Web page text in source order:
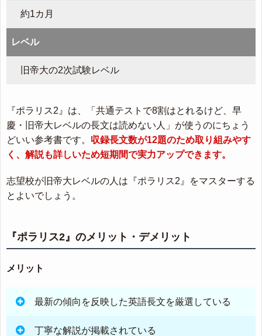
約1カ月
レベル
旧帝大の2次試験レベル
『ポラリス2』は、「共通テストで8割はとれるけど、早
慶・旧帝大レベルの長文は読めない人」が使うのにちょう
どいい参考書です。 収録長文数が12題のため取り組みやす
く、解説も詳しいため短期間で実力アップできます。
志望校が旧帝大レベルの人は『ポラリス2』をマスターする
とよいでしょう。
『ポラリス2』のメリット・デメリット
メリット
最新の傾向を反映した英語長文を厳選している
丁寧な解説が掲載されている